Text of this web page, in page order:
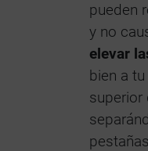
pueden
y no
elevar
bien a
superior